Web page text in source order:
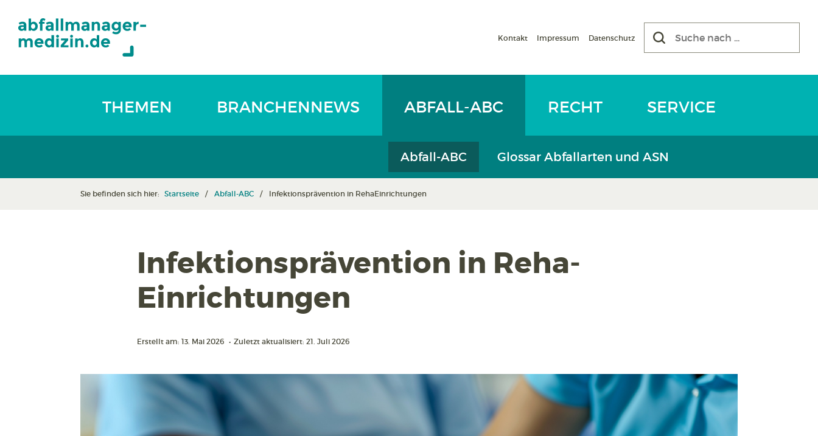
Kontakt Impressum Datenschutz
THEMEN BRANCHENNEWS ABFALL-ABC
Abfall-ABC Glossar Abfallarten und ASN
RECHT SERVICE
Sie befinden sich hier: Startseite Abfall-ABC Infektions­prävention in Reha­Einrichtungen
Infektions­prävention in Reha­
Einrichtungen
Erstellt am: 13. Mai 2026 • Zuletzt aktualisiert: 21. Juli 2026